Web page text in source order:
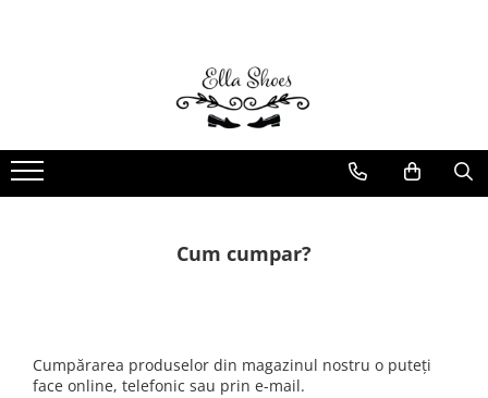
Botine și cizme scurte
Ciocate
Balerini
Pantofi Sport
Pantofi Eleganți/Casual
Cum cumpar?
Cumpărarea produselor din magazinul nostru o puteți
face online, telefonic sau prin e-mail.